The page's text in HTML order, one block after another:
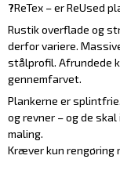
?ReTex – er ReUsed
Rustik overflade og
derfor variere.
stålprofil. Afrundede
gennemfarvet.
Plankerne er
og revner – og de
maling.
Kræver kun rengøring